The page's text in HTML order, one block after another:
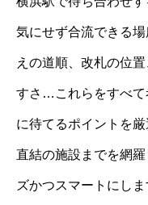
気にせず合流できる
えの道順、改札の位
すさ…これらをすべて
に待てるポイントを
直結の施設までを網
ズかつスマートにし